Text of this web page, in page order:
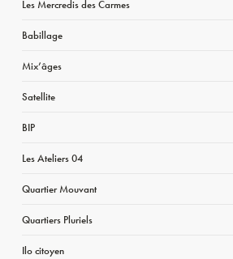
Les Mercredis des Carmes
Babillage
Mix’âges
Satellite
BIP
Les Ateliers 04
Quartier Mouvant
Quartiers Pluriels
Ilo citoyen